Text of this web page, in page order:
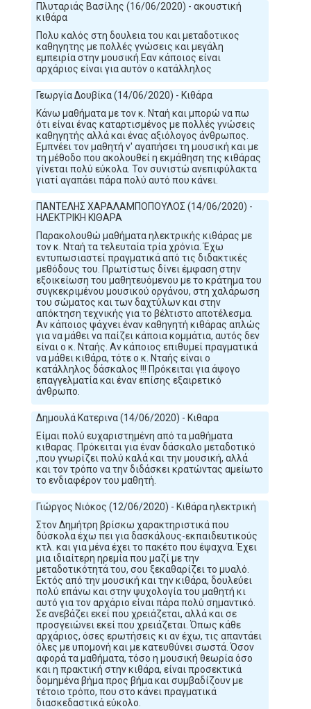
Πλυταριάς Βασίλης (16/06/2020) - ακουστική
κιθάρα
Πολυ καλός στη δουλεια του και μεταδοτικος
καθηγητης με πολλές γνώσεις και μεγάλη
εμπειρία στην μουσική.Εαν κάποιος είναι
αρχάριος είναι για αυτόν ο κατάλληλος
Γεωργία Δουβίκα (14/06/2020) - Κιθάρα
Κάνω μαθήματα με τον κ. Νταή και μπορώ να πω
ότι είναι ένας καταρτισμένος με πολλές γνώσεις
καθηγητής αλλά και ένας αξιόλογος άνθρωπος.
Εμπνέει τον μαθητή ν' αγαπήσει τη μουσική και με
τη μέθοδο που ακολουθεί η εκμάθηση της κιθάρας
γίνεται πολύ εύκολα. Τον συνιστώ ανεπιφύλακτα
γιατί αγαπάει πάρα πολύ αυτό που κάνει.
ΠΑΝΤΕΛΗΣ ΧΑΡΑΛΑΜΠΟΠΟΥΛΟΣ (14/06/2020) -
ΗΛΕΚΤΡΙΚΗ ΚΙΘΑΡΑ
Παρακολουθώ μαθήματα ηλεκτρικής κιθάρας με
τον κ. Νταή τα τελευταία τρία χρόνια. Έχω
εντυπωσιαστεί πραγματικά από τις διδακτικές
μεθόδους του. Πρωτίστως δίνει έμφαση στην
εξοικείωση του μαθητευόμενου με το κράτημα του
συγκεκριμένου μουσικού οργάνου, στη χαλάρωση
του σώματος και των δαχτύλων και στην
απόκτηση τεχνικής για το βέλτιστο αποτέλεσμα.
Αν κάποιος ψάχνει έναν καθηγητή κιθάρας απλώς
για να μάθει να παίζει κάποια κομμάτια, αυτός δεν
είναι ο κ. Νταής. Αν κάποιος επιθυμεί πραγματικά
να μάθει κιθάρα, τότε ο κ. Νταής είναι ο
κατάλληλος δάσκαλος !!! Πρόκειται για άψογο
επαγγελματία και έναν επίσης εξαιρετικό
άνθρωπο.
Δημουλά Κατερινα (14/06/2020) - Κιθαρα
Είμαι πολύ ευχαριστημένη από τα μαθήματα
κιθαρας. Πρόκειται για έναν δάσκαλο μεταδοτικό
,που γνωρίζει πολύ καλά και την μουσική, αλλά
και τον τρόπο να την διδάσκει κρατώντας αμείωτο
το ενδιαφέρον του μαθητή.
Γιώργος Νιόκος (12/06/2020) - Κιθάρα ηλεκτρική
Στον Δημήτρη βρίσκω χαρακτηριστικά που
δύσκολα έχω πει για δασκάλους-εκπαιδευτικούς
κτλ. και για μένα έχει το πακέτο που έψαχνα. Έχει
μια ιδιαίτερη ηρεμία που μαζί με την
μεταδοτικότητά του, σου ξεκαθαρίζει το μυαλό.
Εκτός από την μουσική και την κιθάρα, δουλεύει
πολύ επάνω και στην ψυχολογία του μαθητή κι
αυτό για τον αρχάριο είναι πάρα πολύ σημαντικό.
Σε ανεβάζει εκεί που χρειάζεται, αλλά και σε
προσγειώνει εκεί που χρειάζεται. Όπως κάθε
αρχάριος, όσες ερωτήσεις κι αν έχω, τις απαντάει
όλες με υπομονή και με κατευθύνει σωστά. Όσον
αφορά τα μαθήματα, τόσο η μουσική θεωρία όσο
και η πρακτική στην κιθάρα, είναι προσεκτικά
δομημένα βήμα προς βήμα και συμβαδίζουν με
τέτοιο τρόπο, που στο κάνει πραγματικά
διασκεδαστικά εύκολο.